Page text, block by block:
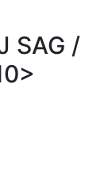
SAG /